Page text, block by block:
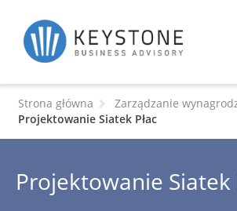
Strona główna
Zarządzanie
Projektowanie Siatek Płac
Projektowanie Siatek